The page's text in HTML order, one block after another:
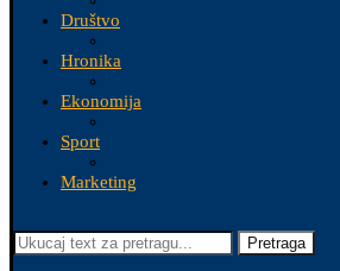
Društvo
Hronika
Ekonomija
Sport
Marketing
Pretraga